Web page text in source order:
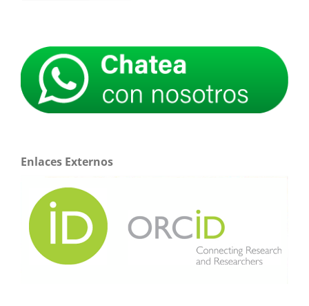
Enlaces Externos